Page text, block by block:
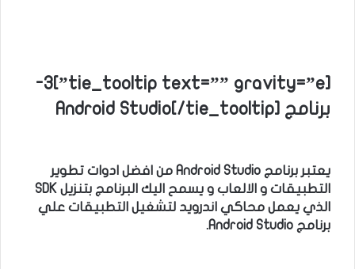
[tie_tooltip text=”” gravity=”e”]3-
برنامج Android Studio[/tie_tooltip]
يعتبر برنامج Android Studio من افضل ادوات تطوير
التطبيقات و الالعاب و يسمح اليك البرنامج بتنزيل SDK
الذي يعمل محاكي اندرويد لتشغيل التطبيقات علي
برنامج Android Studio.